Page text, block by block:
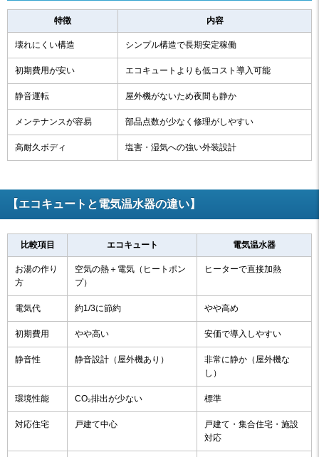
特徴 内容
壊れにくい構造 シンプル構造で長期安定稼働
初期費用が安い エコキュートよりも低コスト導入可能
静音運転 屋外機がないため夜間も静か
メンテナンスが容易 部品点数が少なく修理がしやすい
高耐久ボディ 塩害・湿気への強い外装設計
【エコキュートと電気温水器の違い】
比較項目 エコキュート 電気温水器
お湯の作り
方
空気の熱＋電気（ヒートポン
プ）
ヒーターで直接加熱
電気代 約1/3に節約 やや高め
初期費用 やや高い 安価で導入しやすい
静音性 静音設計（屋外機あり）
非常に静か（屋外機な
し）
環境性能 CO₂排出が少ない 標準
対応住宅 戸建て中心
戸建て・集合住宅・施設
対応